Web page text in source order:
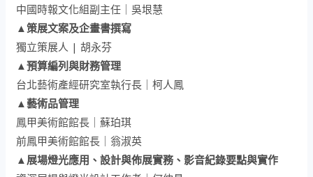
中國時報文化組副主任｜吳垠慧
▲策展文案及企畫書撰寫
獨立策展人 | 胡永芬
▲預算編列與財務管理
台北藝術產經研究室執行長｜柯人鳳
▲藝術品管理
鳳甲美術館館長｜蘇珀琪
前鳳甲美術館館長｜翁淑英
▲展場燈光應用、設計與佈展實務、影音紀錄要點與實作